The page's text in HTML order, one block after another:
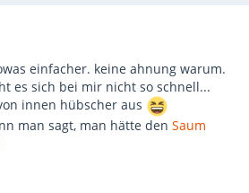
einfacher. keine ahnung warum.
es sich bei mir nicht so schnell...
innen hübscher aus
man sagt, man hätte den Saum